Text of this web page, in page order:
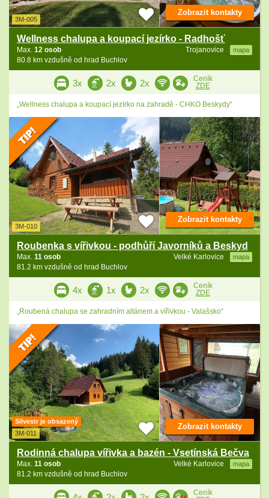
3M-005
Wellness chalupa a koupací jezírko - Radhošť
Trojanovice mapa
Max. 12 osob
80.8 km vzdušně od hrad Buchlov
Zobrazit kontakty
3x 2x 2x
Ceník
ZDE
„Wellness chalupa a koupací jezírko na zahradě - CHKO Beskydy“
3M-010
Roubenka s vířivkou - podhůří Javorníků a Beskyd
Velké Karlovice mapa
Max. 11 osob
81.2 km vzdušně od hrad Buchlov
Zobrazit kontakty
4x 1x 2x
Ceník
ZDE
„Roubená chalupa se zahradním altánem a vířivkou - Valašsko“
Silvestr je obsazený
3M-011
Rodinná chalupa vířivka a bazén - Vsetínská Bečva
Velké Karlovice mapa
Max. 11 osob
81.2 km vzdušně od hrad Buchlov
Zobrazit kontakty
Ceník